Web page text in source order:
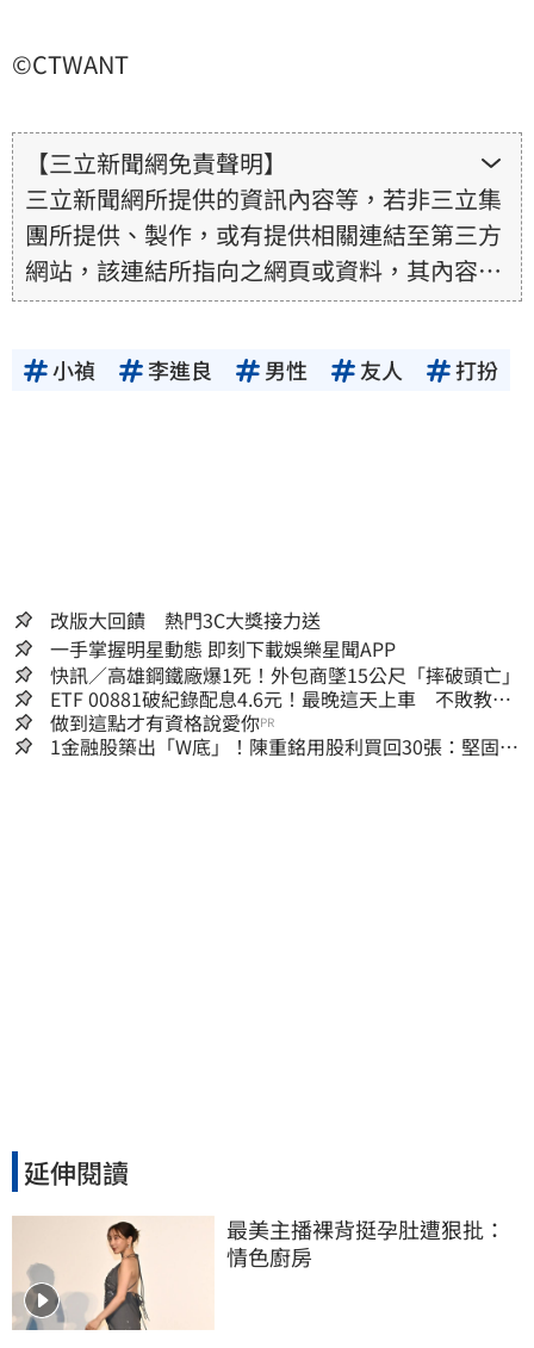
©CTWANT
【三立新聞網免責聲明】
三立新聞網所提供的資訊內容等，若非三立集
團所提供、製作，或有提供相關連結至第三方
網站，該連結所指向之網頁或資料，其內容均
為所連結網站提供，相關權利均為該網站、內
其真實性、正確性、即時性、完整性或合法
小禎 李進良 男性 友人 打扮
改版大回饋 熱門3C大獎接力送
一手掌握明星動態 即刻下載娛樂星聞APP
快訊／高雄鋼鐵廠爆1死！外包商墜15公尺「摔破頭亡」
ETF 00881破紀錄配息4.6元！最晚這天上車 不敗教主
讚：表現超越0050
做到這點才有資格說愛你PR
1金融股築出「W底」！陳重銘用股利買回30張：堅固穩
延伸閱讀
最美主播裸背挺孕肚遭狠批：
情色廚房